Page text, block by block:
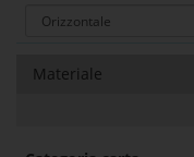
Materiale